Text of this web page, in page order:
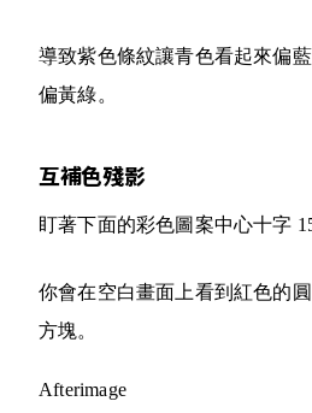
導致紫色條紋讓青色看起來偏
偏黃綠。
互補色殘影
盯著下面的彩色圖案中心十字
你會在空白畫面上看到紅色的
方塊。
Afterimage